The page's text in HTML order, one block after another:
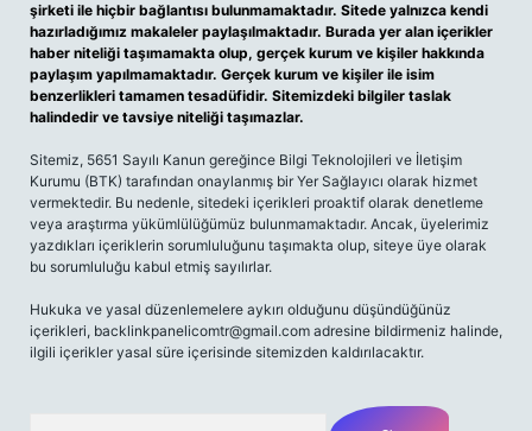
şirketi ile hiçbir bağlantısı bulunmamaktadır. Sitede yalnızca kendi
hazırladığımız makaleler paylaşılmaktadır. Burada yer alan içerikler
haber niteliği taşımamakta olup, gerçek kurum ve kişiler hakkında
paylaşım yapılmamaktadır. Gerçek kurum ve kişiler ile isim
benzerlikleri tamamen tesadüfidir. Sitemizdeki bilgiler taslak
halindedir ve tavsiye niteliği taşımazlar.
Sitemiz, 5651 Sayılı Kanun gereğince Bilgi Teknolojileri ve İletişim
Kurumu (BTK) tarafından onaylanmış bir Yer Sağlayıcı olarak hizmet
vermektedir. Bu nedenle, sitedeki içerikleri proaktif olarak denetleme
veya araştırma yükümlülüğümüz bulunmamaktadır. Ancak, üyelerimiz
yazdıkları içeriklerin sorumluluğunu taşımakta olup, siteye üye olarak
bu sorumluluğu kabul etmiş sayılırlar.
Hukuka ve yasal düzenlemelere aykırı olduğunu düşündüğünüz
içerikleri, backlinkpanelicomtr@gmail.com adresine bildirmeniz halinde,
ilgili içerikler yasal süre içerisinde sitemizden kaldırılacaktır.